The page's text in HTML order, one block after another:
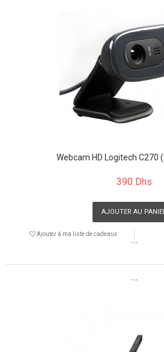
Webcam HD Logitech C270
390 Dhs
AJOUTER AU
Ajouter à ma liste de cadeaux
```
```